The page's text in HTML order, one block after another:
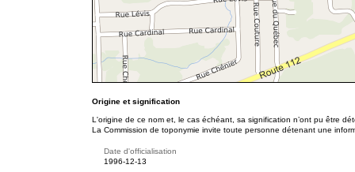
Origine et signification
L'origine de ce nom et, le cas échéant, sa signification n’ont pu être
La Commission de toponymie invite toute personne détenant une
Date d'officialisation
1996-12-13